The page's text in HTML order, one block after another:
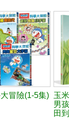
冒險(1-5集) 玉
男
田